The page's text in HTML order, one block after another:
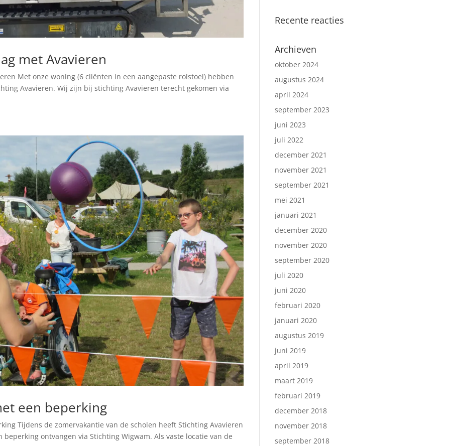
met Avavieren
Met onze woning (6 cliënten in een aangepaste rolstoel) hebben
Avavieren. Wij zijn bij stichting Avavieren terecht gekomen via
een beperking
Tijdens de zomervakantie van de scholen heeft Stichting Avavieren
ontvangen via Stichting Wigwam. Als vaste locatie van de
Recente reacties
Archieven
oktober 2024
augustus 2024
april 2024
september 2023
juni 2023
juli 2022
december 2021
november 2021
september 2021
mei 2021
januari 2021
december 2020
november 2020
september 2020
juli 2020
juni 2020
februari 2020
januari 2020
augustus 2019
juni 2019
april 2019
maart 2019
februari 2019
december 2018
november 2018
september 2018